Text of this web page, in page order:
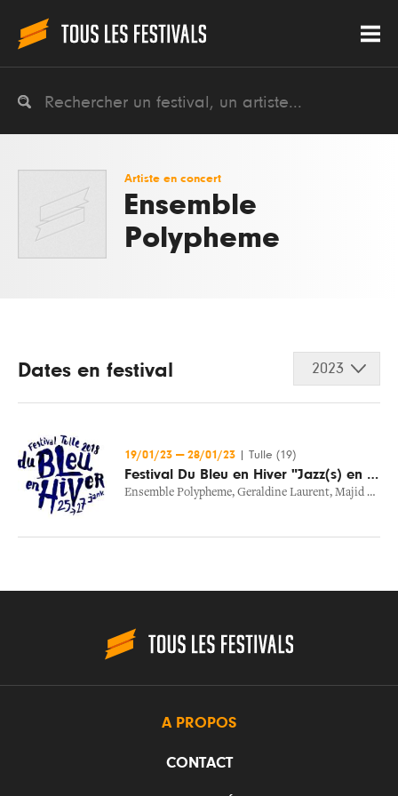
Artiste en concert
Ensemble
Polypheme
Dates en festival 2023
19/01/23 — 28/01/23 Tulle (19)
Festival Du Bleu en Hiver "Jazz(s) en Tête"
Ensemble Polypheme, Geraldine Laurent, Majid Bekkas
A PROPOS
CONTACT